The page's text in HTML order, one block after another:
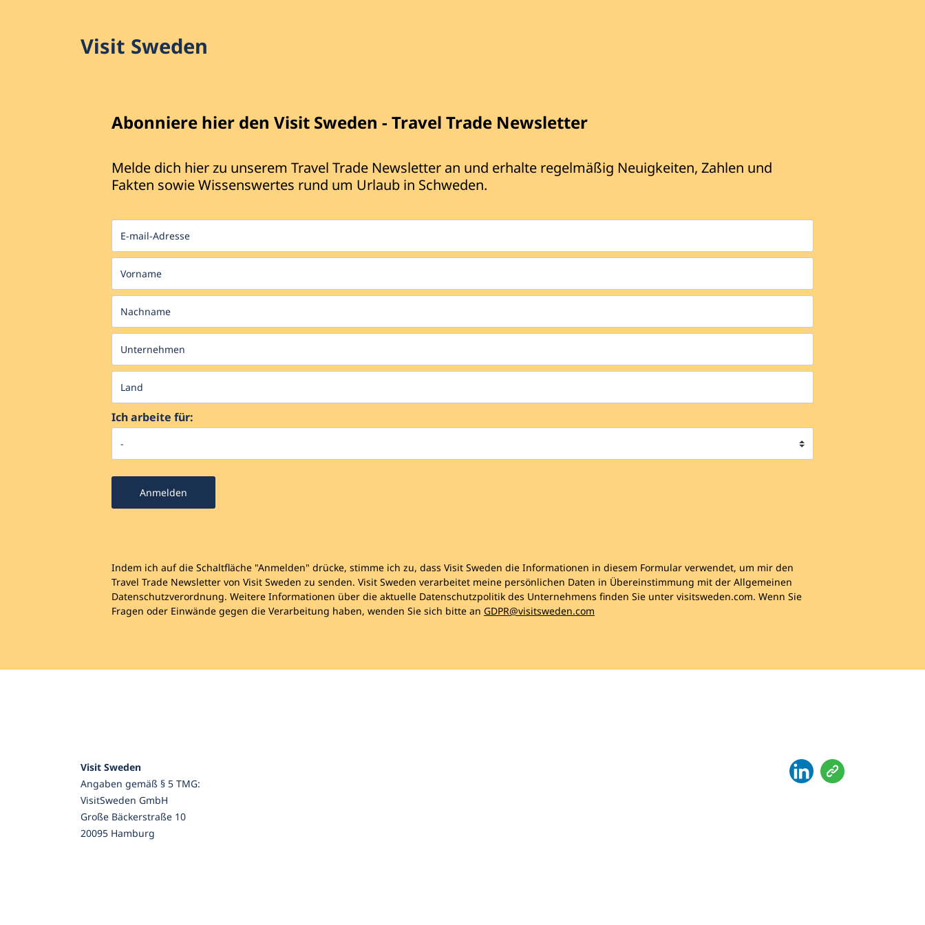
Visit Sweden
Abonniere hier den Visit Sweden - Travel Trade Newsletter
Melde dich hier zu unserem Travel Trade Newsletter an und erhalte regelmäßig Neuigkeiten, Zahlen und
Fakten sowie Wissenswertes rund um Urlaub in Schweden.
Ich arbeite für:
Anmelden
Indem ich auf die Schaltfläche "Anmelden" drücke, stimme ich zu, dass Visit Sweden die Informationen in diesem Formular verwendet, um mir den
Travel Trade Newsletter von Visit Sweden zu senden. Visit Sweden verarbeitet meine persönlichen Daten in Übereinstimmung mit der Allgemeinen
Datenschutzverordnung. Weitere Informationen über die aktuelle Datenschutzpolitik des Unternehmens finden Sie unter visitsweden.com. Wenn Sie
Fragen oder Einwände gegen die Verarbeitung haben, wenden Sie sich bitte an GDPR@visitsweden.com
Visit Sweden
Angaben gemäß § 5 TMG:
VisitSweden GmbH
Große Bäckerstraße 10
20095 Hamburg